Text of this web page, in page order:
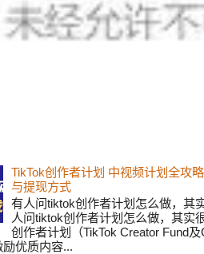
TikTok创作者计划 中视频计划全攻
与提现方式
有人问tiktok创作者计划怎么做，其
人问tiktok创作者计划怎么做，其实
创作者计划（TikTok Creator Fund
励优质内容...